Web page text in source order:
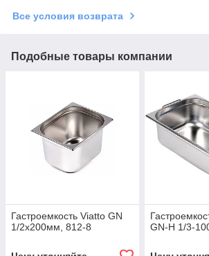
Все условия возврата
Подобные товары компании
Гастроемкость Viatto GN
1/2х200мм, 812-8
GN-H 1/3-